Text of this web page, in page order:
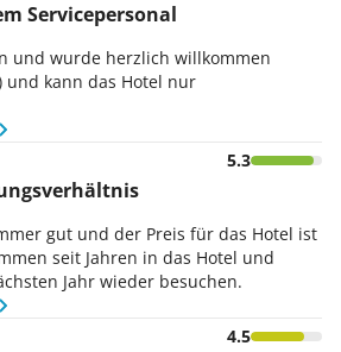
Servicepersonal
und wurde herzlich willkommen
und kann das Hotel nur
5.3
gut und der Preis für das Hotel ist
seit Jahren in das Hotel und
Jahr wieder besuchen.
4.5